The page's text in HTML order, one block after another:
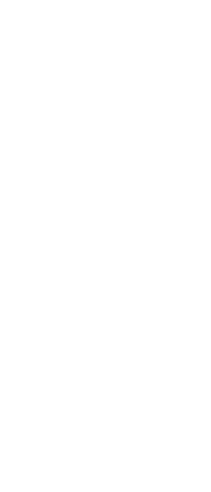
is
tweede gebod. Men
wanneer iemand tegen
uitwendig - woorden van
verwijten maakt, Hem
van God, in zijn woorden
gebrek aan eerbied
van God misbruikt. De
degenen "die de schone
lasteren, welke over hen is
. Het verbod van
ook uitspraken tegen de
heiligen of gewijde
godslasterlijk de naam van
misdadige praktijken te
te onderwerpen, om
doden. Misbruik maken
een misdaad te begaan,